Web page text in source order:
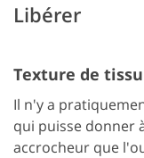
Libérer
Texture de
Il n'y a
qui puisse donner
accrocheur que